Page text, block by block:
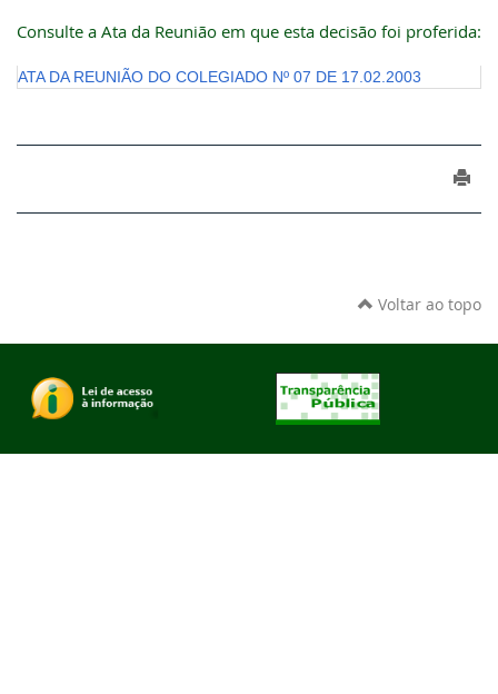
Consulte a Ata da Reunião em que esta decisão foi proferida:
ATA DA REUNIÃO DO COLEGIADO Nº 07 DE 17.02.2003
Voltar ao topo